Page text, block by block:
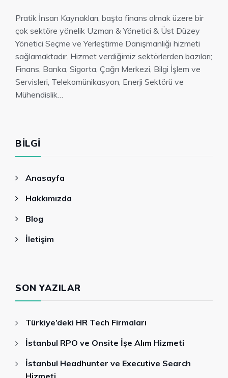
Pratik İnsan Kaynakları, başta finans olmak üzere bir
çok sektöre yönelik Uzman & Yönetici & Üst Düzey
Yönetici Seçme ve Yerleştirme Danışmanlığı hizmeti
sağlamaktadır. Hizmet verdiğimiz sektörlerden bazıları;
Finans, Banka, Sigorta, Çağrı Merkezi, Bilgi İşlem ve
Servisleri, Telekomünikasyon, Enerji Sektörü ve
Mühendislik…
BILGI
Anasayfa
Hakkımızda
Blog
İletişim
SON YAZILAR
Türkiye’deki HR Tech Firmaları
İstanbul RPO ve Onsite İşe Alım Hizmeti
İstanbul Headhunter ve Executive Search